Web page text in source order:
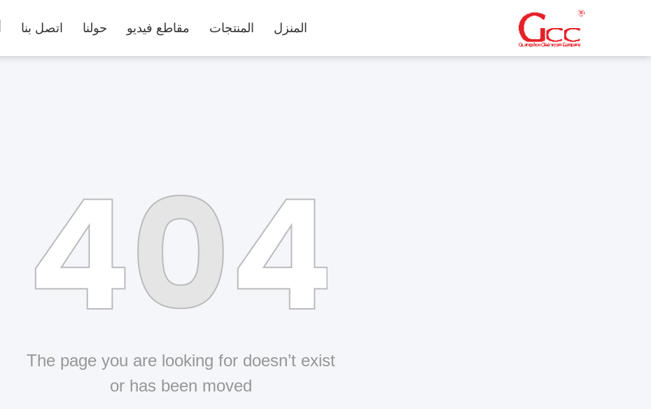
المنزل المنتجات مقاطع فيديو حولنا اتصل بنا
The page you are looking for doesn’t exist
or has been moved